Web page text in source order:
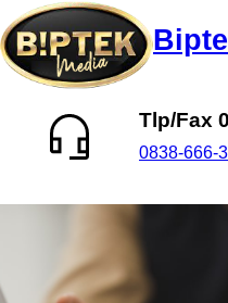
Tlp/Fax
0838-666-